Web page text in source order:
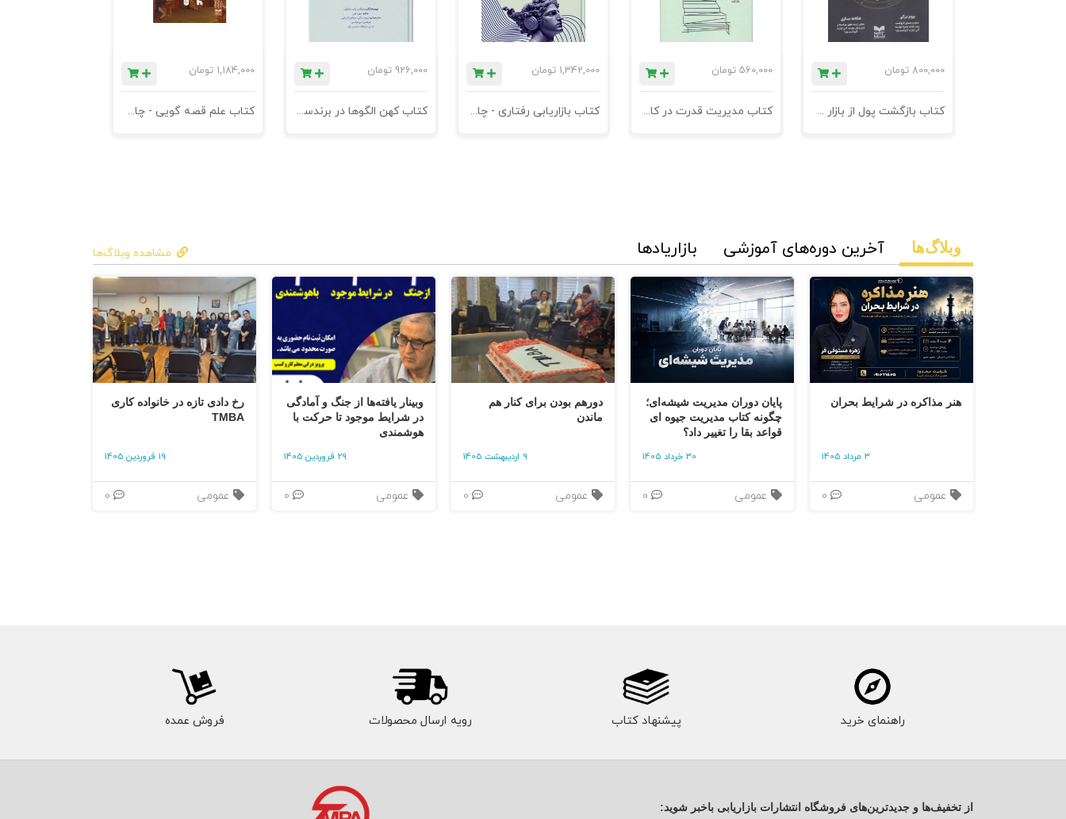
800,000 تومان
کتاب بازگشت پول از بازار مدیریت وصول مطالبات
560,000 تومان
کتاب مدیریت قدرت در کاروکسب
1,342,000 تومان
کتاب بازاریابی رفتاری - چاپ سوم
926,000 تومان
کتاب کهن الگوها در برندسازی - ابزاری برای خلاقها و استراتژیست ها
1,184,000 تومان
کتاب علم قصه گویی - چاپ سوم
وبلاگ‌ها مشاهده وبلاگ‌ها آخرین دوره‌های آموزشی بازاریادها
هنر مذاکره در شرایط بحران
3 مرداد 1405
عمومی
پایان دوران مدیریت شیشه‌ای؛
چگونه کتاب مدیریت جیوه‌ ای
قواعد بقا را تغییر داد؟
30 خرداد 1405
عمومی
دورهم بودن برای کنار هم
ماندن
9 اردیبهشت 1405
عمومی
وبینار یافته‌ها از جنگ و آمادگی
در شرایط موجود تا حرکت با
هوشمندی
29 فروردین 1405
عمومی
رخ دادی تازه در خانواده کاری
TMBA
19 فروردین 1405
عمومی
راهنمای خرید پیشنهاد کتاب رویه ارسال محصولات فروش عمده
از تخفیف‌ها و جدیدترین‌های فروشگاه انتشارات بازاریابی باخبر شوید: